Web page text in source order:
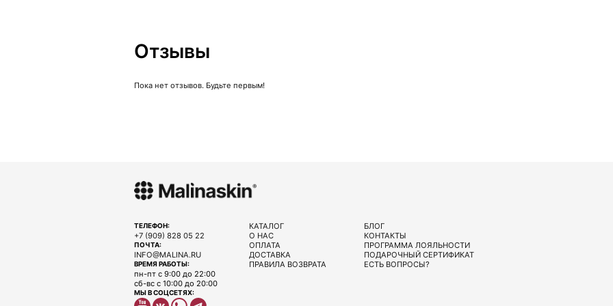
Отзывы
Пока нет отзывов. Будьте первым!
ТЕЛЕФОН:
+7 (909) 828 05 22
ПОЧТА:
INFO@MALINA.RU
ВРЕМЯ РАБОТЫ:
пн-пт с 9:00 до 22:00
сб-вс с 10:00 до 20:00
МЫ В СОЦСЕТЯХ:
КАТАЛОГ
О НАС
ОПЛАТА
ДОСТАВКА
ПРАВИЛА ВОЗВРАТА
БЛОГ
КОНТАКТЫ
ПРОГРАММА ЛОЯЛЬНОСТИ
ПОДАРОЧНЫЙ СЕРТИФИКАТ
ЕСТЬ ВОПРОСЫ?